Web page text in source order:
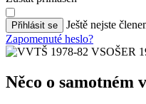
Přihlásit se Ještě nejste
Zapomenuté heslo?
Něco o samotném